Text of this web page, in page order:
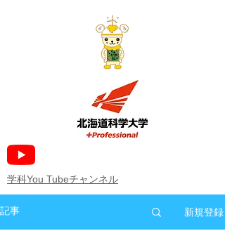
​学科You Tubeチャンネル
記事 新規登録